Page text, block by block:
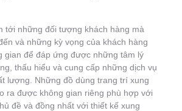
tới những đối tượng khách hàng mà
và những kỳ vọng của khách hàng
gian để đáp ứng được những tâm lý
thấu hiểu và cung cấp những dịch vụ
lượng. Những đồ dùng trang trí xung
ra được không gian riêng phù hợp với
đề và đồng nhất với thiết kế xung